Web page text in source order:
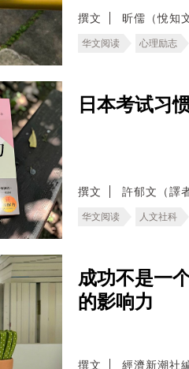
撰文 昕儒（悅知
华文阅读 心理励志
日本考试习
撰文 許郁文（譯
华文阅读 人文社科
成功不是一
的影响力
撰文 經濟新潮社